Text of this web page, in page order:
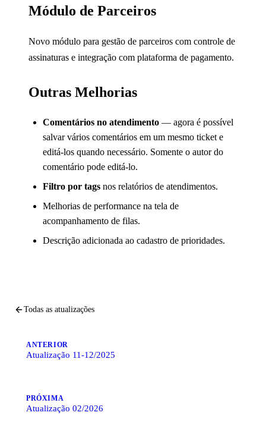
Módulo de Parceiros
Novo módulo para gestão de parceiros com controle de
assinaturas e integração com plataforma de pagamento.
Outras Melhorias
Comentários no atendimento — agora é possível
salvar vários comentários em um mesmo ticket e
editá-los quando necessário. Somente o autor do
comentário pode editá-lo.
Filtro por tags nos relatórios de atendimentos.
Melhorias de performance na tela de
acompanhamento de filas.
Descrição adicionada ao cadastro de prioridades.
Todas as atualizações
ANTERIOR
Atualização 11-12/2025
PRÓXIMA
Atualização 02/2026